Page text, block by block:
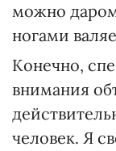
можно
ногами
Конечно,
внимания
человек. Я